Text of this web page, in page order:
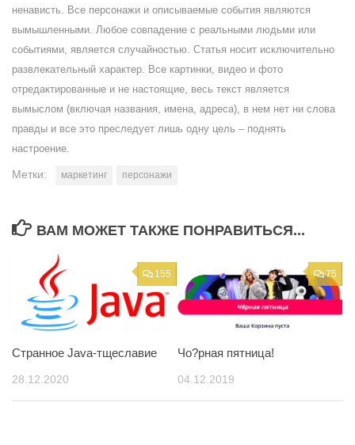
ненависть. Все персонажи и описываемые события являются
вымышленными. Любое совпадение с реальными людьми или
событиями, является случайностью. Статья носит исключительно
развлекательный характер. Все картинки, видео и фото
отредактированные и не настоящие, весь текст является
вымыслом (включая названия, имена, адреса), в нем нет ни слова
правды и все это преследует лишь одну цель – поднять
настроение.
Метки: маркетинг персонажи
ВАМ МОЖЕТ ТАКЖЕ ПОНРАВИТЬСЯ...
155
Странное Java-тщеславие
28.12.2020
75
Чо?рная пятница!
04.12.2019